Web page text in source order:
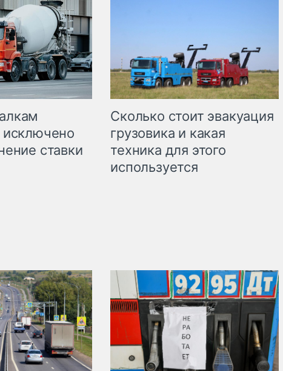
ставки
Сколько стоит эвакуация
грузовика и какая
техника для этого
используется